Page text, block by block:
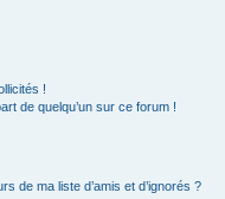
!
de quelqu’un sur ce forum !
de ma liste d’amis et d’ignorés ?